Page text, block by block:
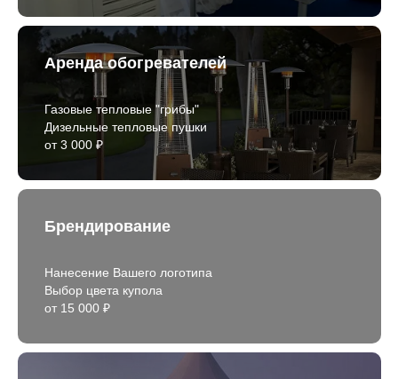
Аренда обогревателей
Газовые тепловые "грибы"
Дизельные тепловые пушки
от 3 000 ₽
Брендирование
Нанесение Вашего логотипа
Выбор цвета купола
от 15 000 ₽